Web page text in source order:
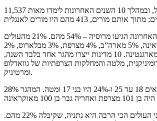
11,537 מורים עלו לישראל, ובמהלך 10 השנים האחרונות לימדו מאות
רוב העולים בשנה האחרונה הגיעו מרוסיה – 54% מהם. 21% מהעולים
השנה הגיעו מאוקראינה, 5% מארה”ב, 4% מצרפת, 3% מבלארוס, 2%
מאתיופיה ו-2% מארגנטינה. 10 מדינות ייצרו מהגר אחד בלבד השנה,
מלטה והמחלקות הצרפתיות של גוואדלופ
ומרטיניק.
28% מהעולים היו בין הגילאים 18 עד 25 ו-24% היו בני 17 ומטה. המהגר
העיר שקיבלה את פני העולים הכי הרבה היא נתניה, שקיבלה 22% מהם.